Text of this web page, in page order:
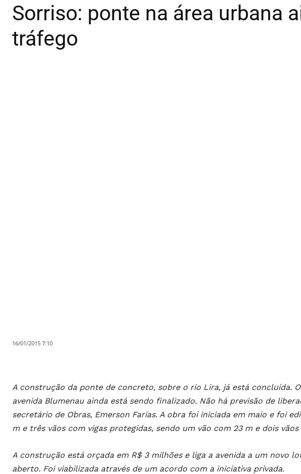
Sorriso: ponte na área urbana
tráfego
16/01/2015 7:10
A construção da ponte de concreto, sobre o rio Lira, já está concluída.
avenida Blumenau ainda está sendo finalizado. Não há previsão de
secretário de Obras, Emerson Farias. A obra foi iniciada em maio e foi
m e três vãos com vigas protegidas, sendo um vão com 23 m e dois vãos
A construção está orçada em R$ 3 milhões e liga a avenida a um novo
aberto. Foi viabilizada através de um acordo com a iniciativa privada.